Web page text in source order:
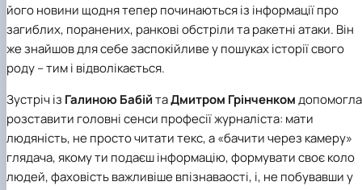
його новини щодня тепер починаються із інформації про
загиблих, поранених, ранкові обстріли та ракетні атаки. Він
же знайшов для себе заспокійливе у пошуках історії свого
роду – тим і відволікається.
Зустріч із Галиною БабійтаДмитром Грінченкомдопомогла
розставити головні сенси професії журналіста: мати
людяність, не просто читати текс, а «бачити через камеру»
глядача, якому ти подаєш інформацію, формувати своє коло
людей, фаховість важливіше впізнаваості, і, не побувавши у